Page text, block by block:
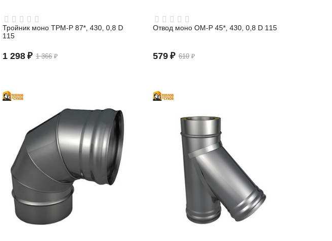
Тройник моно ТРМ-Р 87*, 430, 0,8 D
115
1 366 ₽
1 298 ₽
Отвод моно ОМ-Р 45*, 430, 0,8 D 115
610 ₽
579 ₽